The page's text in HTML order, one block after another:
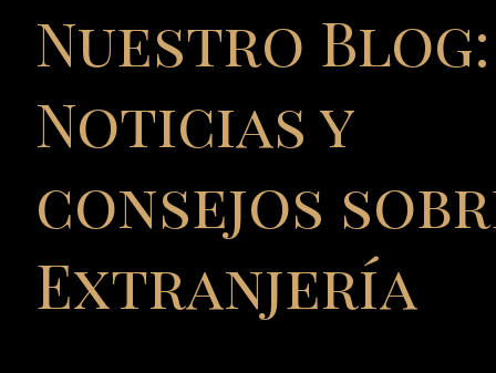
Nuestro Blog:
Noticias y
consejos
Extranjería